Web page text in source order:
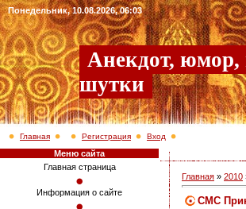
Понедельник, 10.08.2026, 06:03
Анекдот,
шутки
Главная Регистрация Вход
Меню сайта
Главная страница
Информация о сайте
Главная » 2010
СМС